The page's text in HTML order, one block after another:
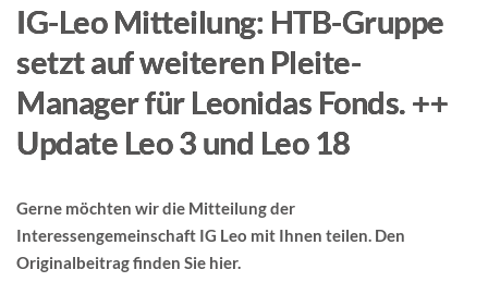
IG-Leo Mitteilung: HTB-Gruppe
setzt auf weiteren Pleite-
Manager für Leonidas Fonds. ++
Update Leo 3 und Leo 18
Gerne möchten wir die Mitteilung der
Interessengemeinschaft IG Leo mit Ihnen teilen. Den
Originalbeitrag finden Sie hier.